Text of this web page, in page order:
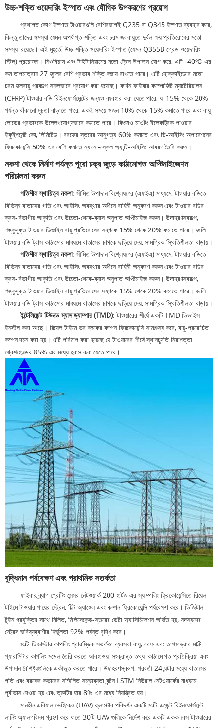
উচ্চ-শক্তি ওয়েদারিং ইস্পাত এবং যৌগিক উপকরণের প্রয়োগ
প্রথাগত কোণ ইস্পাত টাওয়ারগুলি বেশিরভাগই Q235 বা Q345 ইস্পাত ব্যবহার করে,
কিন্তু তাদের সমস্যা যেমন অপর্যাপ্ত শক্তি এবং চরম জলবায়ুতে দুর্বল ক্ষয় প্রতিরোধের মতো
সমস্যা রয়েছে। এই মুহুর্তে, উচ্চ-শক্তি ওয়েদারিং ইস্পাত (যেমন Q355B গ্রেড ওয়েদারিং
স্টিল) প্রয়োজন। নিওবিয়াম এবং টাইটানিয়ামের মতো ট্রেস উপাদান যোগ করে, এটি -40℃-এর
কম তাপমাত্রায় 27 জুলের বেশি প্রভাব শক্তি বজায় রাখতে পারে। এটি হোক্কাইডোর মতো
চরম জলবায়ু প্রকল্পে সফলভাবে প্রয়োগ করা হয়েছে। কার্বন ফাইবার কম্পোজিট ম্যাটেরিয়ালস
(CFRP) টাওয়ার বডি রিইনফোর্সমেন্টের জন্যও ব্যবহার করা যেতে পারে, যা 15% থেকে 20%
পর্যন্ত বাঁকানো দৃঢ়তা বাড়াতে পারে, একই সময়ে ওজন 10% থেকে 15% কমাতে পারে এবং বায়ু
লোডের প্রভাবকে উল্লেখযোগ্যভাবে কমাতে পারে। কিংদাও মাওটং ইলেকট্রিক পাওয়ার
ইকুইপমেন্ট কো, লিমিটেড। বরফের স্তরের আনুগত্য 60% কমাতে এবং ডি-আইসিং অপারেশনের
ফ্রিকোয়েন্সি 50% এর বেশি কমাতে ন্যানো-স্কেল অ্যান্টি-আইসিং আবরণ তৈরি করুন।
নকশা থেকে নির্মাণ পর্যন্ত পুরো চক্র জুড়ে কাঠামোগত অপ্টিমাইজেশন
পরিচালনা করুন
গতিশীল স্থায়িত্ব নকশা: সীমিত উপাদান বিশ্লেষণের (এফইএ) মাধ্যমে, টাওয়ার বডিতে
বিভিন্ন বাতাসের গতি এবং আইসিং অবস্থার অধীনে বাহিনী অনুকরণ করুন এবং টাওয়ার বডির
ক্রস-বিভাগীয় আকৃতি এবং উচ্চতা-থেকে-ব্যাস অনুপাত অপ্টিমাইজ করুন। উদাহরণস্বরূপ,
শঙ্কুযুক্ত টাওয়ার ডিজাইন বায়ু প্রতিরোধের সহগকে 15% থেকে 20% কমাতে পারে। জালি
টাওয়ার বডি ট্রাস কাঠামোর মাধ্যমে বাতাসের চাপকে ছড়িয়ে দেয়, সামগ্রিক স্থিতিশীলতা বাড়ায়।
গতিশীল স্থায়িত্ব নকশা: সীমিত উপাদান বিশ্লেষণের (এফইএ) মাধ্যমে, টাওয়ার বডিতে
বিভিন্ন বাতাসের গতি এবং আইসিং অবস্থার অধীনে বাহিনী অনুকরণ করুন এবং টাওয়ার বডির
ক্রস-বিভাগীয় আকৃতি এবং উচ্চতা-থেকে-ব্যাস অনুপাত অপ্টিমাইজ করুন। উদাহরণস্বরূপ,
শঙ্কুযুক্ত টাওয়ার ডিজাইন বায়ু প্রতিরোধের সহগকে 15% থেকে 20% কমাতে পারে। জালি
টাওয়ার বডি ট্রাস কাঠামোর মাধ্যমে বাতাসের চাপকে ছড়িয়ে দেয়, সামগ্রিক স্থিতিশীলতা বাড়ায়।
ইন্টেলিজেন্ট টিউনড ম্যাস ড্যাম্পার (TMD): টাওয়ারের শীর্ষে একটি TMD ডিভাইস
ইনস্টল করা আছে। রিয়েল টাইমে ভর ব্লকের কম্পন ফ্রিকোয়েন্সি সামঞ্জস্য করে, বায়ু-প্ররোচিত
কম্পন দমন করা হয়। এটি পরিমাপ করা হয়েছে যে টাওয়ারের শীর্ষে স্থানচ্যুতি নিরাপত্তা
থ্রেশহোল্ডের 85% এর মধ্যে হ্রাস করা যেতে পারে।
বুদ্ধিমান পর্যবেক্ষণ এবং প্রাথমিক সতর্কতা
ফাইবার ব্র্যাগ গ্রেটিং সেন্সর নেটওয়ার্ক 200 হার্টজ এর স্যাম্পলিং ফ্রিকোয়েন্সিতে রিয়েল
টাইমে টাওয়ার পায়ের স্ট্রেন, টিল্ট অ্যাঙ্গেল এবং কম্পন ফ্রিকোয়েন্সি পর্যবেক্ষণ করে। ডিজিটাল
টুইন প্রযুক্তির সাথে মিলিত, মিলিসেকেন্ড-স্তরের ডেটা অ্যাসিমিলেশন অর্জিত হয়, সদস্যদের
স্ট্রেস ভবিষ্যদ্বাণীর নির্ভুলতা 92% পর্যন্ত বৃদ্ধি করে।
মাল্টি-ডিজাস্টার কাপলিং প্রারম্ভিক সতর্কতা ব্যবস্থা বায়ু, বরফ এবং তাপমাত্রার মাল্টি-
প্যারামিটার কাপলিং মডেল তৈরি করতে আবহাওয়া সংক্রান্ত তথ্য, কাঠামোগত প্রতিক্রিয়া এবং
উপাদান বৈশিষ্ট্যগুলিকে একীভূত করতে পারে। উদাহরণস্বরূপ, পরবর্তী 24 ঘন্টার মধ্যে বাতাসের
গতি এবং বরফের কভারের সম্মিলিত সম্ভাব্যতা বন্টন LSTM নিউরাল নেটওয়ার্কের মাধ্যমে
পূর্বাভাস দেওয়া হয় এবং ত্রুটির হার 8% এর মধ্যে নিয়ন্ত্রিত হয়।
মানহীন এরিয়াল ভেহিকেল (UAV) ক্লাস্টার পরিদর্শন একটি মাল্টি-এজেন্ট রিইনফোর্সমেন্ট
লার্নিং অ্যালগরিদম গ্রহণ করে যাতে 30টি UAV গুলিকে নির্দেশ করে একটি একক বেস টাওয়ারের